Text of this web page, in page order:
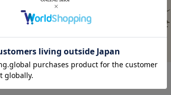
血行促進繊維 VITALTECH®を使用し
疲労回復と最高級※の着心地を融合さ